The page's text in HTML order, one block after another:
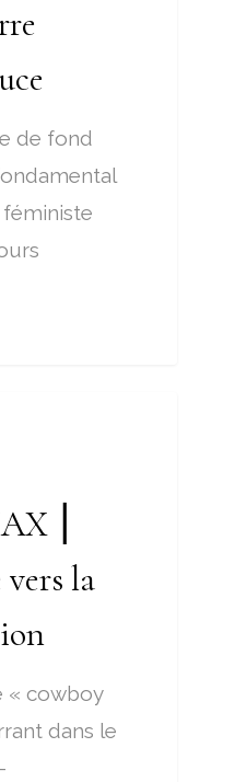
de fond
⎮
la
« cowboy
dans le